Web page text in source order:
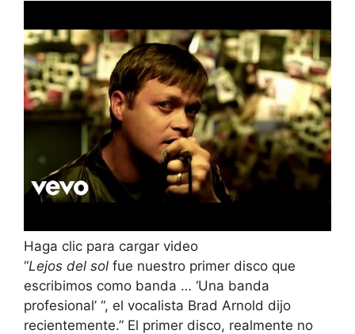
Haga clic para cargar video
“Lejos del sol fue nuestro primer disco que
escribimos como banda … ‘Una banda
profesional’ “, el vocalista Brad Arnold dijo
recientemente.” El primer disco, realmente no